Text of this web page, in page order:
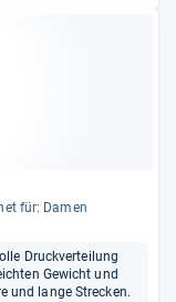
für: Damen
Druckverteilung
Gewicht und
und lange Strecken.